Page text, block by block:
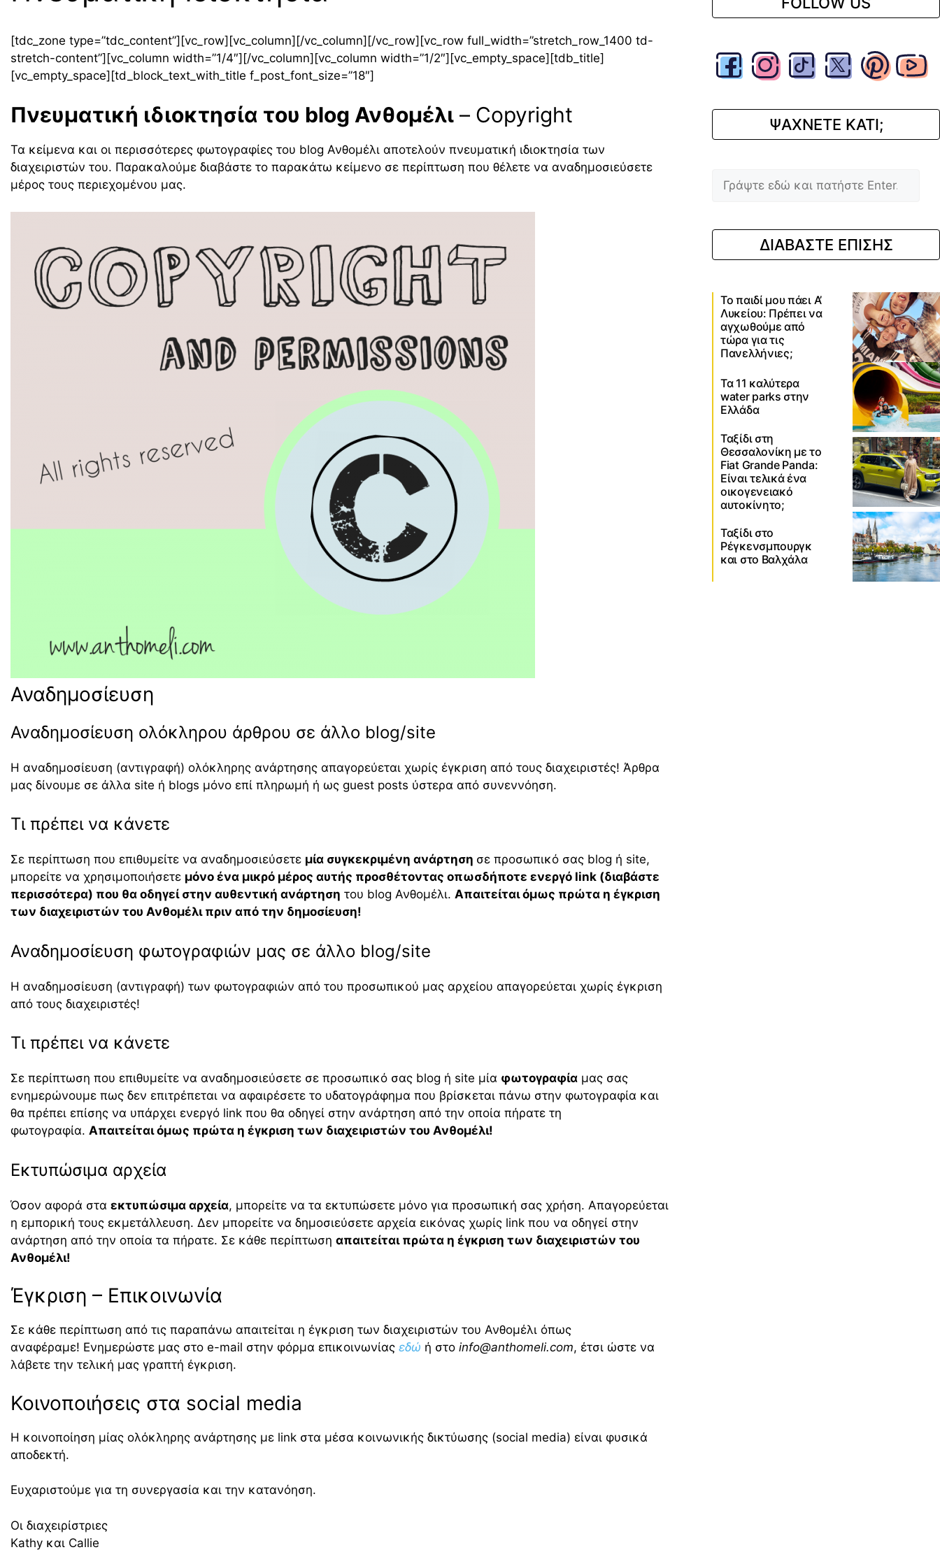
[tdc_zone type=”tdc_content”][vc_row][vc_column][/vc_column][/vc_row][vc_row full_width=”stretch_row_1400 td-
stretch-content”][vc_column width=”1/4″][/vc_column][vc_column width=”1/2″][vc_empty_space][tdb_title]
[vc_empty_space][td_block_text_with_title f_post_font_size=”18″]
Πνευματική ιδιοκτησία του blog Ανθομέλι – Copyright
Τα κείμενα και οι περισσότερες φωτογραφίες του blog Ανθομέλι αποτελούν πνευματική ιδιοκτησία των
διαχειριστών του. Παρακαλούμε διαβάστε το παρακάτω κείμενο σε περίπτωση που θέλετε να αναδημοσιεύσετε
μέρος τους περιεχομένου μας.
Αναδημοσίευση
Αναδημοσίευση ολόκληρου άρθρου σε άλλο blog/site
Η αναδημοσίευση (αντιγραφή) ολόκληρης ανάρτησης απαγορεύεται χωρίς έγκριση από τους διαχειριστές! Άρθρα
μας δίνουμε σε άλλα site ή blogs μόνο επί πληρωμή ή ως guest posts ύστερα από συνεννόηση.
Τι πρέπει να κάνετε
Σε περίπτωση που επιθυμείτε να αναδημοσιεύσετε μία συγκεκριμένη ανάρτηση σε προσωπικό σας blog ή site,
μπορείτε να χρησιμοποιήσετε μόνο ένα μικρό μέρος αυτής προσθέτοντας οπωσδήποτε ενεργό link (διαβάστε
περισσότερα) που θα οδηγεί στην αυθεντική ανάρτηση του blog Ανθομέλι. Απαιτείται όμως πρώτα η έγκριση
των διαχειριστών του Ανθομέλι πριν από την δημοσίευση!
Αναδημοσίευση φωτογραφιών μας σε άλλο blog/site
Η αναδημοσίευση (αντιγραφή) των φωτογραφιών από του προσωπικού μας αρχείου απαγορεύεται χωρίς έγκριση
από τους διαχειριστές!
Τι πρέπει να κάνετε
Σε περίπτωση που επιθυμείτε να αναδημοσιεύσετε σε προσωπικό σας blog ή site μία φωτογραφία μας σας
ενημερώνουμε πως δεν επιτρέπεται να αφαιρέσετε το υδατογράφημα που βρίσκεται πάνω στην φωτογραφία και
θα πρέπει επίσης να υπάρχει ενεργό link που θα οδηγεί στην ανάρτηση από την οποία πήρατε τη
φωτογραφία. Απαιτείται όμως πρώτα η έγκριση των διαχειριστών του Ανθομέλι!
Εκτυπώσιμα αρχεία
Όσον αφορά στα εκτυπώσιμα αρχεία, μπορείτε να τα εκτυπώσετε μόνο για προσωπική σας χρήση. Απαγορεύεται
η εμπορική τους εκμετάλλευση. Δεν μπορείτε να δημοσιεύσετε αρχεία εικόνας χωρίς link που να οδηγεί στην
ανάρτηση από την οποία τα πήρατε. Σε κάθε περίπτωση απαιτείται πρώτα η έγκριση των διαχειριστών του
Ανθομέλι!
Έγκριση – Επικοινωνία
Σε κάθε περίπτωση από τις παραπάνω απαιτείται η έγκριση των διαχειριστών του Ανθομέλι όπως
αναφέραμε! Ενημερώστε μας στο e-mail στην φόρμα επικοινωνίας εδώ ή στο info@anthomeli.com, έτσι ώστε να
λάβετε την τελική μας γραπτή έγκριση.
Κοινοποιήσεις στα social media
H κοινοποίηση μίας ολόκληρης ανάρτησης με link στα μέσα κοινωνικής δικτύωσης (social media) είναι φυσικά
αποδεκτή.
Ευχαριστούμε για τη συνεργασία και την κατανόηση.
Οι διαχειρίστριες
Kathy και Callie
ΨΑΧΝΕΤΕ ΚΑΤΙ;
ΔΙΑΒΑΣΤΕ ΕΠΙΣΗΣ
Το παιδί μου πάει Α’
Λυκείου: Πρέπει να
αγχωθούμε από
τώρα για τις
Πανελλήνιες;
Τα 11 καλύτερα
water parks στην
Ελλάδα
Ταξίδι στη
Θεσσαλονίκη με το
Fiat Grande Panda:
Είναι τελικά ένα
οικογενειακό
αυτοκίνητο;
Ταξίδι στο
Ρέγκενσμπουργκ
και στο Βαλχάλα